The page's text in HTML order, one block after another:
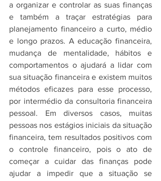
a organizar e controlar as suas finanças
e também a traçar estratégias para
planejamento financeiro a curto, médio
e longo prazos. A educação financeira,
mudança de mentalidade, hábitos e
comportamentos o ajudará a lidar com
sua situação financeira e existem muitos
métodos eficazes para esse processo,
por intermédio da consultoria financeira
pessoal. Em diversos casos, muitas
pessoas nos estágios iniciais da situação
financeira, tem resultados positivos com
o controle financeiro, pois o ato de
começar a cuidar das finanças pode
ajudar a impedir que a situação se